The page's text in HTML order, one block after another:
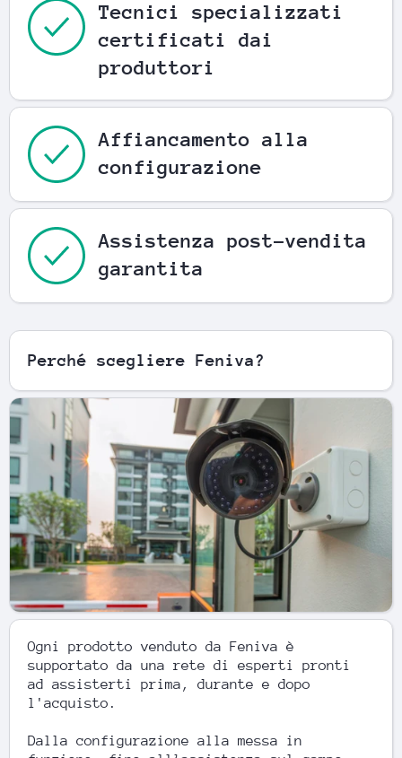
Tecnici specializzati
certificati dai
produttori
Affiancamento alla
configurazione
Assistenza post-vendita
garantita
Perché scegliere Feniva?
Ogni prodotto venduto da Feniva è
supportato da una rete di esperti pronti
ad assisterti prima, durante e dopo
l'acquisto.
Dalla configurazione alla messa in